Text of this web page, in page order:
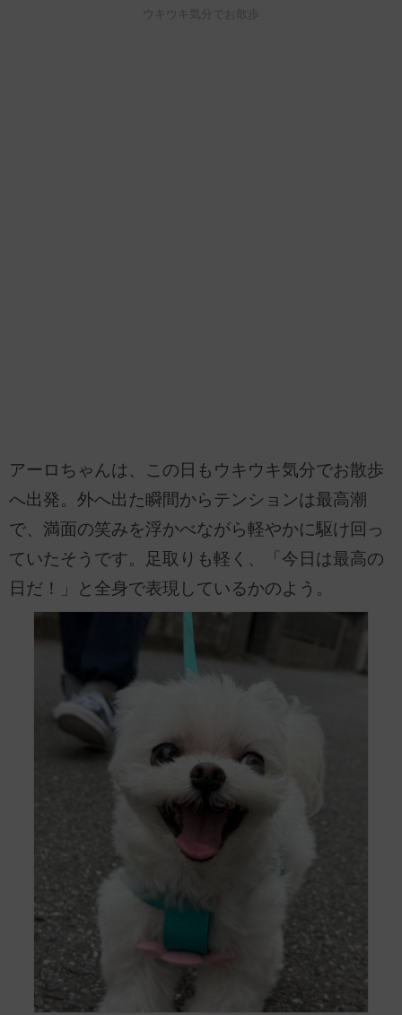
ウキウキ気分でお散歩
アーロちゃんは、この日もウキウキ気分でお散歩
へ出発。外へ出た瞬間からテンションは最高潮
で、満面の笑みを浮かべながら軽やかに駆け回っ
ていたそうです。足取りも軽く、「今日は最高の
日だ！」と全身で表現しているかのよう。